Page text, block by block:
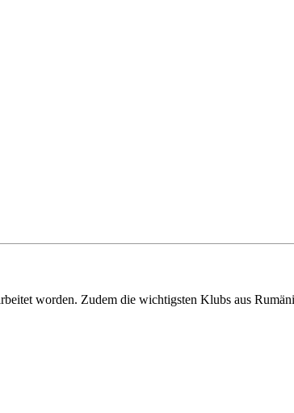
worden. Zudem die wichtigsten Klubs aus